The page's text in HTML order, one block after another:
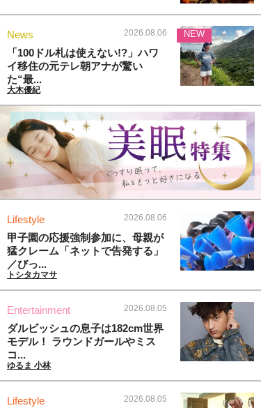
News 2026.08.06
「100ドル札は使えない!?」ハワ
イ移住の元テレ朝アナが驚い
た“最...
大木優紀
NEW
Lifestyle 2026.08.06
甲子園の応援強制参加に、母親が
猛クレーム「ネットで告発する」
／びっ...
トシタカマサ
Entertainment 2026.08.05
ダルビッシュの息子は182cm世界
モデル！ ラウンドガールやミス
コ...
ゆるま 小林
Lifestyle 2026.08.05